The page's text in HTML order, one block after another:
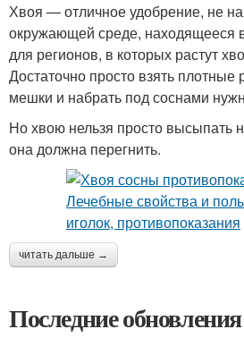
Хвоя — отличное удобрение, не
окружающей среде, находящееся
для регионов, в которых растут
Достаточно просто взять плотные
мешки и набрать под соснами
Но хвою нельзя просто высыпать
она должна перегнить.
читать дальше →
Последние